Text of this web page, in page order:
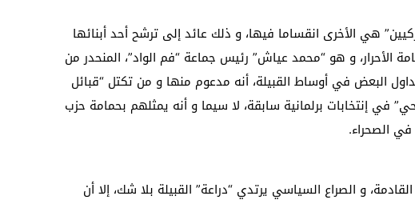
هي الأخرى انقساما فيها، و ذلك عائد إلى ترشح أحد أبنائها
الأحرار، و هو “محمد عياش” رئيس جماعة “فم الواد”، المنحدر من
البعض في أوساط القبيلة، أنه مدعوم منها و من تكتل “قبائل
في إنتخابات برلمانية سابقة، لا سيما و أنه يمثلهم بحمامة حزب
في الصحراء.
و الصراع السياسي يرتدي “دراعة” القبيلة بلا شك، إلا أن